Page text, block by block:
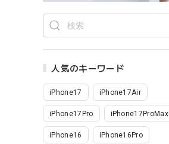
人気のキーワード
iPhone17 iPhone17Air
iPhone17Pro iPhone17ProMax
iPhone16 iPhone16Pro